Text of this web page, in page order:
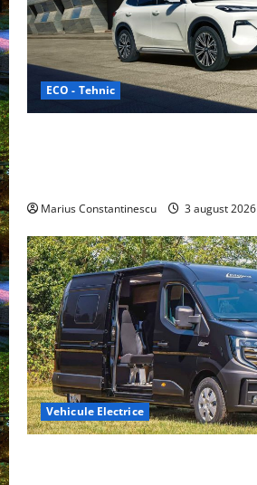
ECO - Tehnic
Marius Constantinescu 3 august 2026
Vehicule Electrice